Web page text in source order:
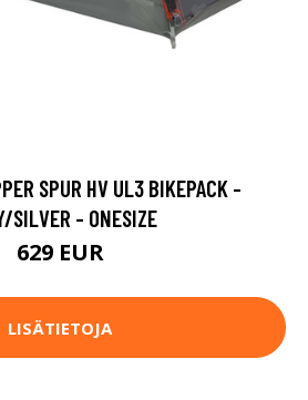
SPUR HV UL3 BIKEPACK -
SILVER - ONESIZE
629 EUR
LISÄTIETOJA